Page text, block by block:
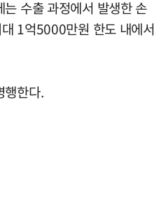
수출 과정에서 발생한 손
1억5000만원 한도 내에서
행한다.